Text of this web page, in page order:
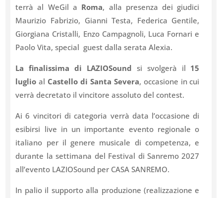
terrà al WeGil a Roma, alla presenza dei giudici
Maurizio Fabrizio, Gianni Testa, Federica Gentile,
Giorgiana Cristalli, Enzo Campagnoli, Luca Fornari e
Paolo Vita, special guest dalla serata Alexia.
La finalissima di LAZIOSound si svolgerà il 15
luglio al Castello di Santa Severa, occasione in cui
verrà decretato il vincitore assoluto del contest.
Ai 6 vincitori di categoria verrà data l’occasione di
esibirsi live in un importante evento regionale o
italiano per il genere musicale di competenza, e
durante la settimana del Festival di Sanremo 2027
all’evento LAZIOSound per CASA SANREMO.
In palio il supporto alla produzione (realizzazione e